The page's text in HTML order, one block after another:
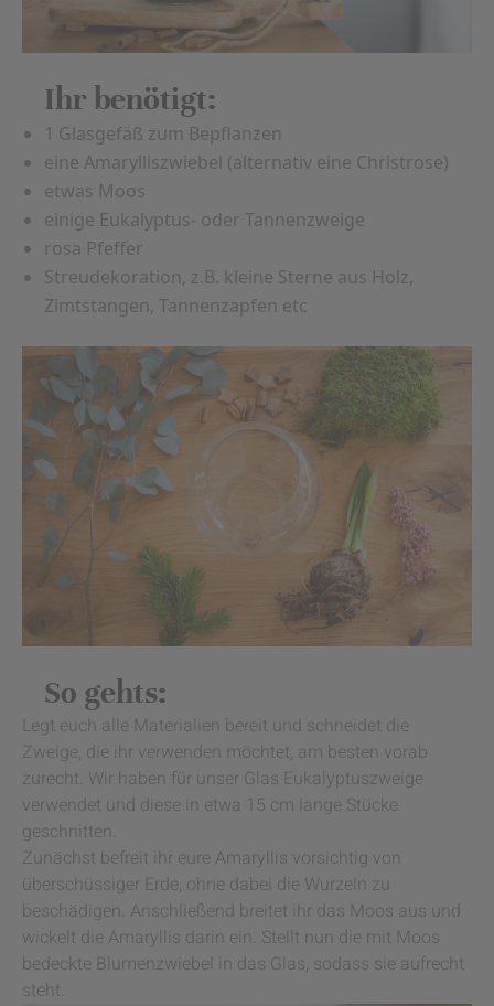
Ihr benötigt:
1 Glasgefäß zum Bepflanzen
eine Amarylliszwiebel (alternativ eine Christrose)
etwas Moos
einige Eukalyptus- oder Tannenzweige
rosa Pfeffer
Streudekoration, z.B. kleine Sterne aus Holz,
Zimtstangen, Tannenzapfen etc
So gehts:
Legt euch alle Materialien bereit und schneidet die
Zweige, die ihr verwenden möchtet, am besten vorab
zurecht. Wir haben für unser Glas Eukalyptuszweige
verwendet und diese in etwa 15 cm lange Stücke
geschnitten.
Zunächst befreit ihr eure Amaryllis vorsichtig von
überschüssiger Erde, ohne dabei die Wurzeln zu
beschädigen. Anschließend breitet ihr das Moos aus und
wickelt die Amaryllis darin ein. Stellt nun die mit Moos
bedeckte Blumenzwiebel in das Glas, sodass sie aufrecht
steht.